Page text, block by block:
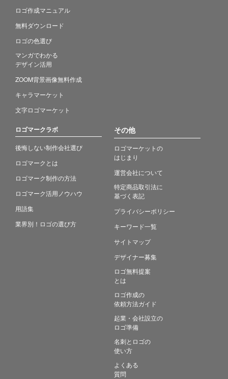
ロゴ作成マニュアル
無料ダウンロード
ロゴの色選び
マンガでわかる
デザイン活用
ZOOM背景画像無料作成
キャラマーケット
文字ロゴマーケット
ロゴマークラボ
後悔しない制作会社選び
ロゴマークとは
ロゴマーク制作の方法
ロゴマーク活用ノウハウ
用語集
業界別！ロゴの選び方
その他
ロゴマーケットの
はじまり
運営会社について
特定商品取引法に
基づく表記
プライバシーポリシー
キーワード一覧
サイトマップ
デザイナー募集
ロゴ無料提案
とは
ロゴ作成の
依頼方法ガイド
起業・会社設立の
ロゴ準備
名刺とロゴの
使い方
よくある
質問